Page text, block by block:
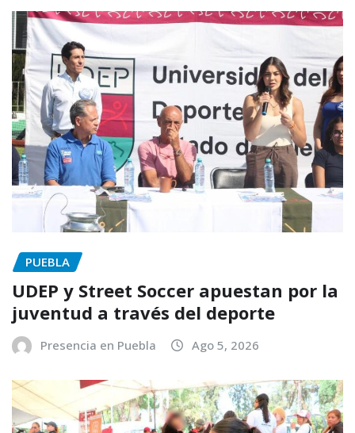
PUEBLA
UDEP y Street Soccer apuestan por la
juventud a través del deporte
Presencia en Puebla Ago 5, 2026